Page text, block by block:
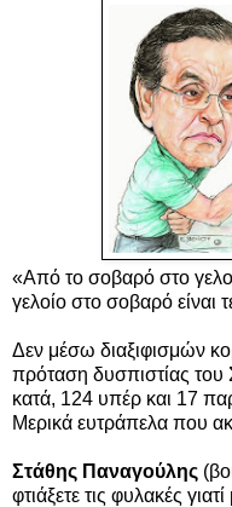
«Από το σοβαρό στο
γελοίο στο σοβαρό είναι
Δεν μέσω διαξιφισμών
πρόταση δυσπιστίας
κατά, 124 υπέρ και 17
Μερικά ευτράπελα που
Στάθης Παναγούλης
φτιάξετε τις φυλακές